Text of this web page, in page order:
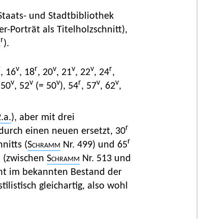
und Stadtbibliothek
Porträt als Titelholzschnitt),
r).
, 16v, 18r, 20v, 21v, 22v, 24r,
v, 52v (= 50v), 54r, 57v, 62v,
), aber mit drei
einen neuen ersetzt, 30r
(Schramm Nr. 499) und 65r
Schramm Nr. 513 und
im bekannten Bestand der
gleichartig, also wohl